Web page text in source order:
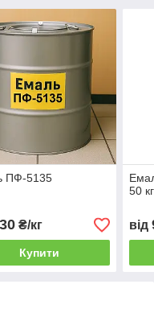
ПФ-5135
₴/кг
Купити
50
від